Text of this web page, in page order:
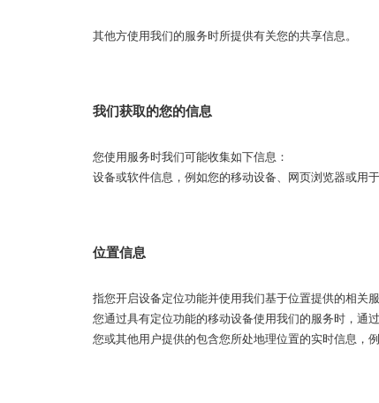
其他方使用我们的服务时所提供有关您的共享信息。
我们获取的您的信息
您使用服务时我们可能收集如下信息：
设备或软件信息，例如您的移动设备、网页浏览器或用
位置信息
指您开启设备定位功能并使用我们基于位置提供的相关
您通过具有定位功能的移动设备使用我们的服务时，通
您或其他用户提供的包含您所处地理位置的实时信息，